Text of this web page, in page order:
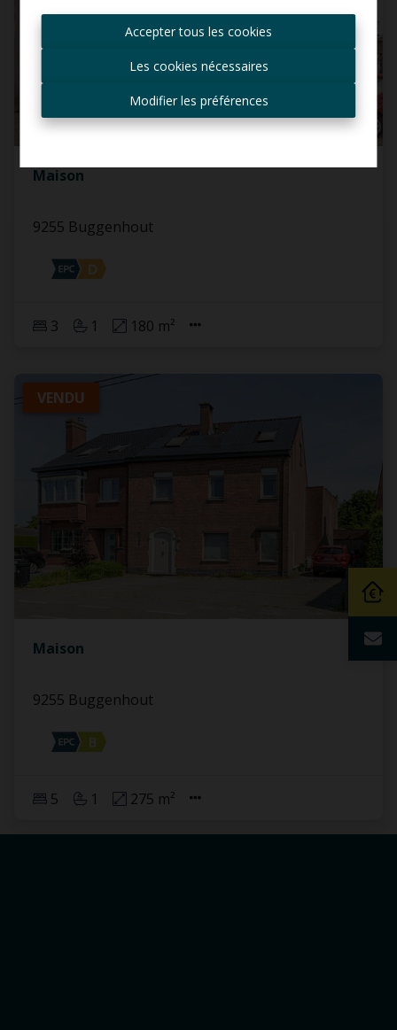
Accepter tous les cookies
Les cookies nécessaires
Modifier les préférences
Maison
9255 Buggenhout
3 1 180 m²
VENDU
Maison
9255 Buggenhout
5 1 275 m²
informé des nouvelles
offres ?
mail